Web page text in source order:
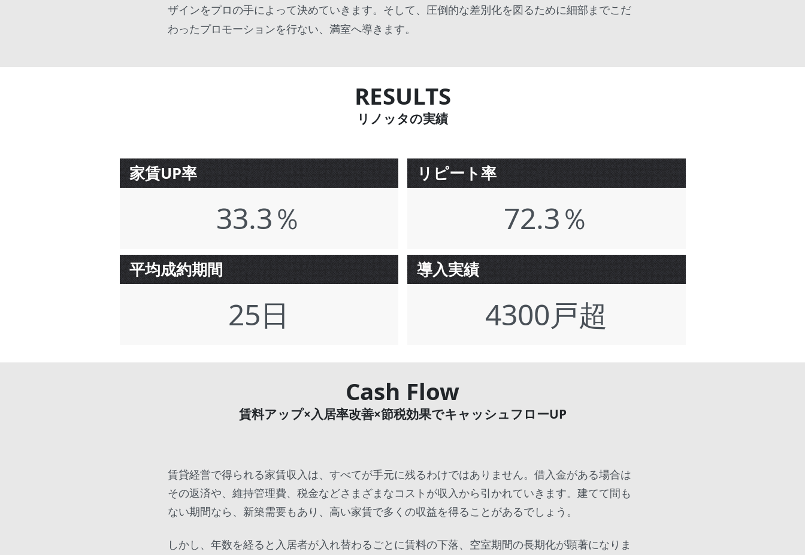
ザインをプロの手によって決めていきます。そして、圧倒的な差別化を図るために細部までこだ
わったプロモーションを行ない、満室へ導きます。
RESULTS
リノッタの実績
家賃UP率
33.3％
リピート率
72.3％
平均成約期間
25日
導入実績
4300戸超
Cash Flow
賃料アップ×入居率改善×節税効果でキャッシュフローUP
賃貸経営で得られる家賃収入は、すべてが手元に残るわけではありません。借入金がある場合は
その返済や、維持管理費、税金などさまざまなコストが収入から引かれていきます。建てて間も
ない期間なら、新築需要もあり、高い家賃で多くの収益を得ることがあるでしょう。
しかし、年数を経ると入居者が入れ替わるごとに賃料の下落、空室期間の長期化が顕著になりま